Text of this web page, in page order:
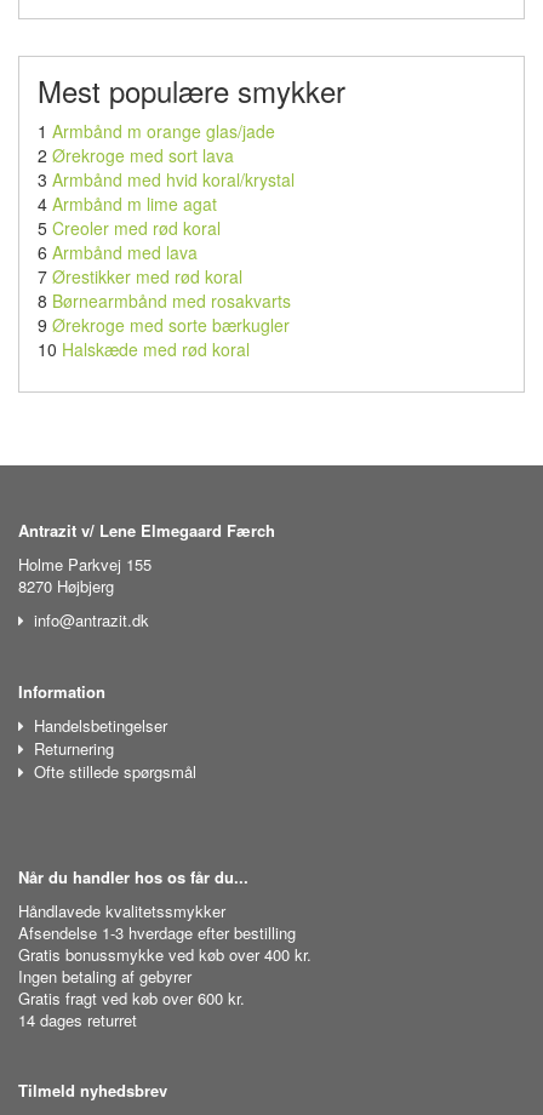
Mest populære smykker
1 Armbånd m orange glas/jade
2 Ørekroge med sort lava
3 Armbånd med hvid koral/krystal
4 Armbånd m lime agat
5 Creoler med rød koral
6 Armbånd med lava
7 Ørestikker med rød koral
8 Børnearmbånd med rosakvarts
9 Ørekroge med sorte bærkugler
10 Halskæde med rød koral
Antrazit v/ Lene Elmegaard Færch
Holme Parkvej 155
8270 Højbjerg
info@antrazit.dk
Information
Handelsbetingelser
Returnering
Ofte stillede spørgsmål
Når du handler hos os får du...
Håndlavede kvalitetssmykker
Afsendelse 1-3 hverdage efter bestilling
Gratis bonussmykke ved køb over 400 kr.
Ingen betaling af gebyrer
Gratis fragt ved køb over 600 kr.
14 dages returret
Tilmeld nyhedsbrev